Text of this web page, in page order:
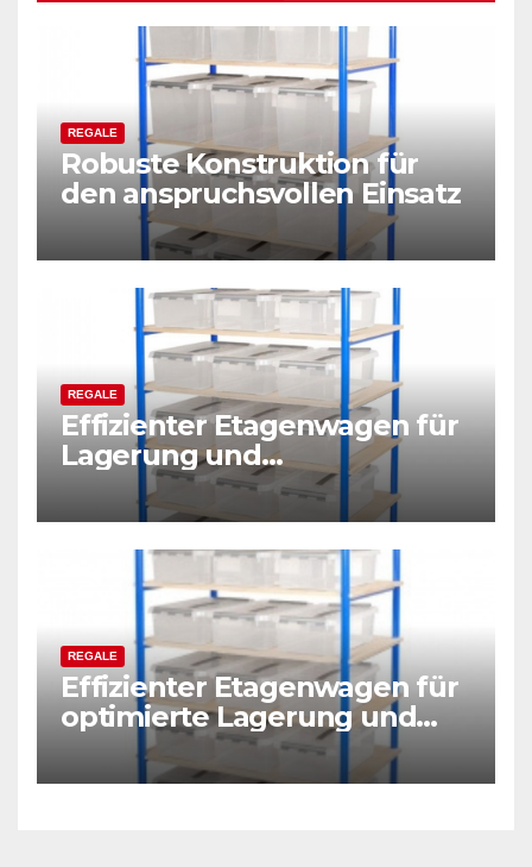
REGALE
Robuste Konstruktion für
den anspruchsvollen Einsatz
REGALE
Effizienter Etagenwagen für
Lagerung und
Kommissionierung
REGALE
Effizienter Etagenwagen für
optimierte Lagerung und
Kommissionierung